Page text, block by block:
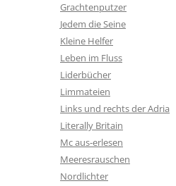
Grachtenputzer
Jedem die Seine
Kleine Helfer
Leben im Fluss
Liderbücher
Limmateien
Links und rechts der Adria
Literally Britain
Mc aus-erlesen
Meeresrauschen
Nordlichter